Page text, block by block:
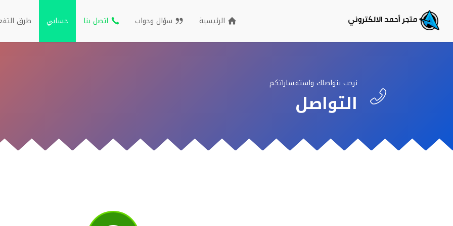
الرئيسية سؤال وجواب اتصل بنا حسابي طرق

نرحب بتواصلك واستفساراتكم
التواصل